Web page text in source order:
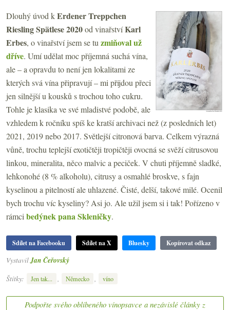
Dlouhý úvod kErdener Treppchen
Riesling Spätlese 2020od vinařstvíKarl
Erbes, o vinařství jsem se tu zmiňoval už
dříve. Umí udělat moc příjemná suchá vína,
ale – a opravdu to není jen lokalitami ze
kterých svá vína připravují – mi přijdou přeci
jen silnější u kousků s trochou toho cukru.
Tohle je klasika ve své mladistvé podobě, ale
vzhledem k ročníku spíš ke kratší archivaci než (z posledních let)
2021, 2019 nebo 2017. Světlejší citronová barva. Celkem výrazná
vůně, trochu teplejší exotičtěji tropičtěji ovocná se svěží citrusovou
linkou, mineralita, něco malvic a peciček. V chuti příjemně sladké,
lehkonohé (8 % alkoholu), citrusy a osmahlé broskve, s fajn
kyselinou a pitelností ale uhlazené. Čisté, delší, takové milé. Ocenil
bych trochu víc kyseliny? Asi jo. Ale užil jsem si i tak! Pořízeno v
rámci bedýnek pana Skleničky.
Sdílet na Facebooku Sdílet na X Bluesky Kopírovat odkaz
Vystavil Jan Čeřovský
Štítky:
Jen tak... , Německo , víno
Podpořte svého oblíbeného vínopsavce a nezávislé články z